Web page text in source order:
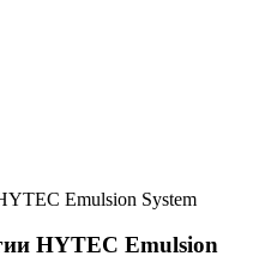
HYTEC Emulsion